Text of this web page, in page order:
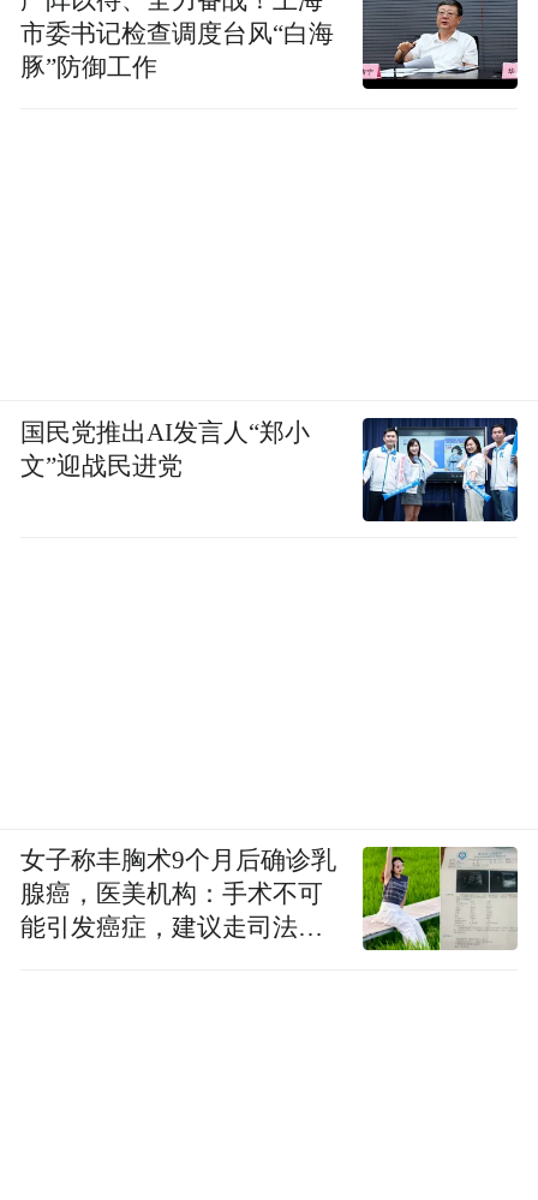
市委书记检查调度台风“白海
豚”防御工作
国民党推出AI发言人“郑小
文”迎战民进党
女子称丰胸术9个月后确诊乳
腺癌，医美机构：手术不可
能引发癌症，建议走司法途